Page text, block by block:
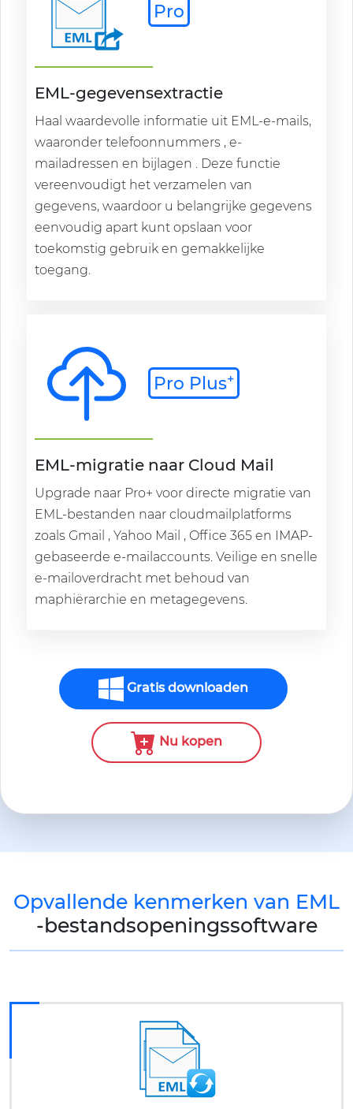
Pro
EML-gegevensextractie
Haal waardevolle informatie uit EML-e-mails,
waaronder telefoonnummers , e-
mailadressen en bijlagen . Deze functie
vereenvoudigt het verzamelen van
gegevens, waardoor u belangrijke gegevens
eenvoudig apart kunt opslaan voor
toekomstig gebruik en gemakkelijke
toegang.
Pro Plus+
EML-migratie naar Cloud Mail
Upgrade naar Pro+ voor directe migratie van
EML-bestanden naar cloudmailplatforms
zoals Gmail , Yahoo Mail , Office 365 en IMAP-
gebaseerde e-mailaccounts. Veilige en snelle
e-mailoverdracht met behoud van
maphiërarchie en metagegevens.
Gratis downloaden
Nu kopen
Opvallende kenmerken van EML
-bestandsopeningssoftware